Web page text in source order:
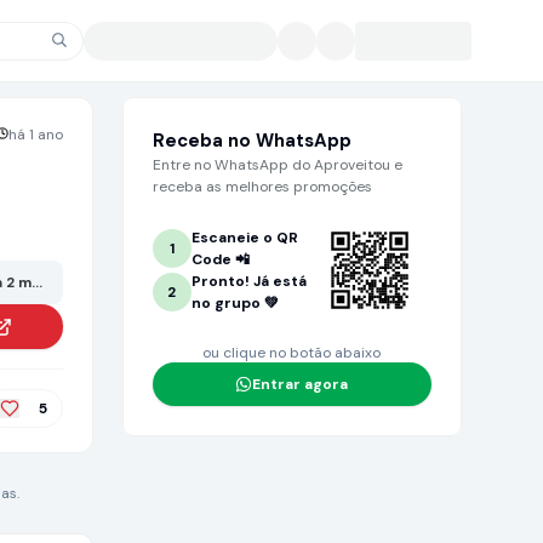
há 1 ano
meses ou mais. Grande chance de não estar mais no valor anunciado!
5
Receba no WhatsApp
Entre no WhatsApp do Aproveitou e
receba as melhores promoções
1
Escaneie o QR
Code 📲
2
Pronto! Já está
no grupo 💚
ou clique no botão abaixo
Entrar agora